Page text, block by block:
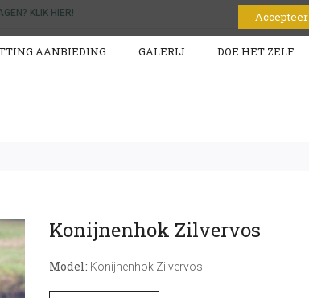
Accepteer
KLIK HIER!
AANBIEDING GALERIJ DOE HET ZELF
Konijnenhok Zilvervos
Model: Konijnenhok Zilvervos